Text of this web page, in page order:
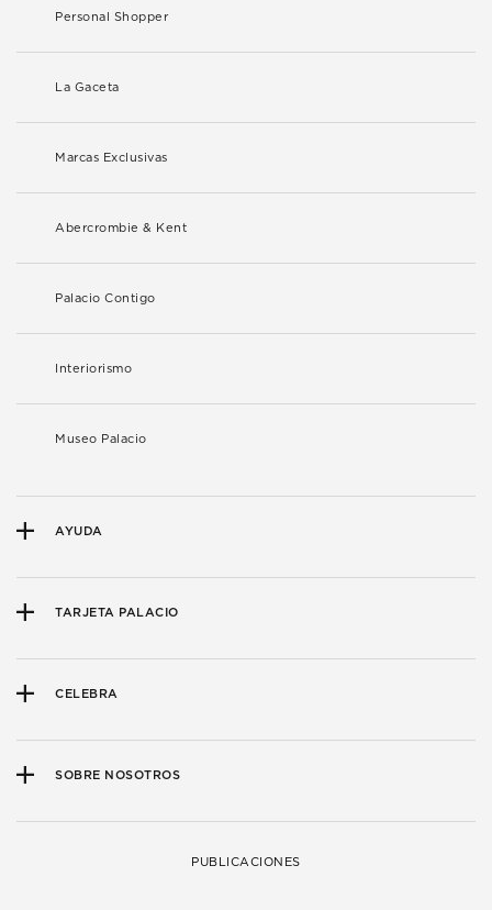
Personal Shopper
La Gaceta
Marcas Exclusivas
Abercrombie & Kent
Palacio Contigo
Interiorismo
Museo Palacio
AYUDA
TARJETA PALACIO
CELEBRA
SOBRE NOSOTROS
PUBLICACIONES